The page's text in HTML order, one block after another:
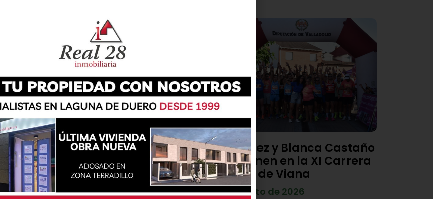
los frutos del trabajo que viene
años. Tras su apuesta por el deporte
por parte del Comité Olímpico
el pasado mes de enero como
esta vez en forma de resultado
Triatlón Laguna de Duero ha logrado el
de nuestro país. Tras conseguir una
de la Liga Talento de Triatlón que las
en los últimos meses, las ‘Trigirls’
realizando varios años con mucho
Diego Díez y Blanca Castaño
se imponen en la XI Carrera
Popular de Viana
4 de agosto de 2026